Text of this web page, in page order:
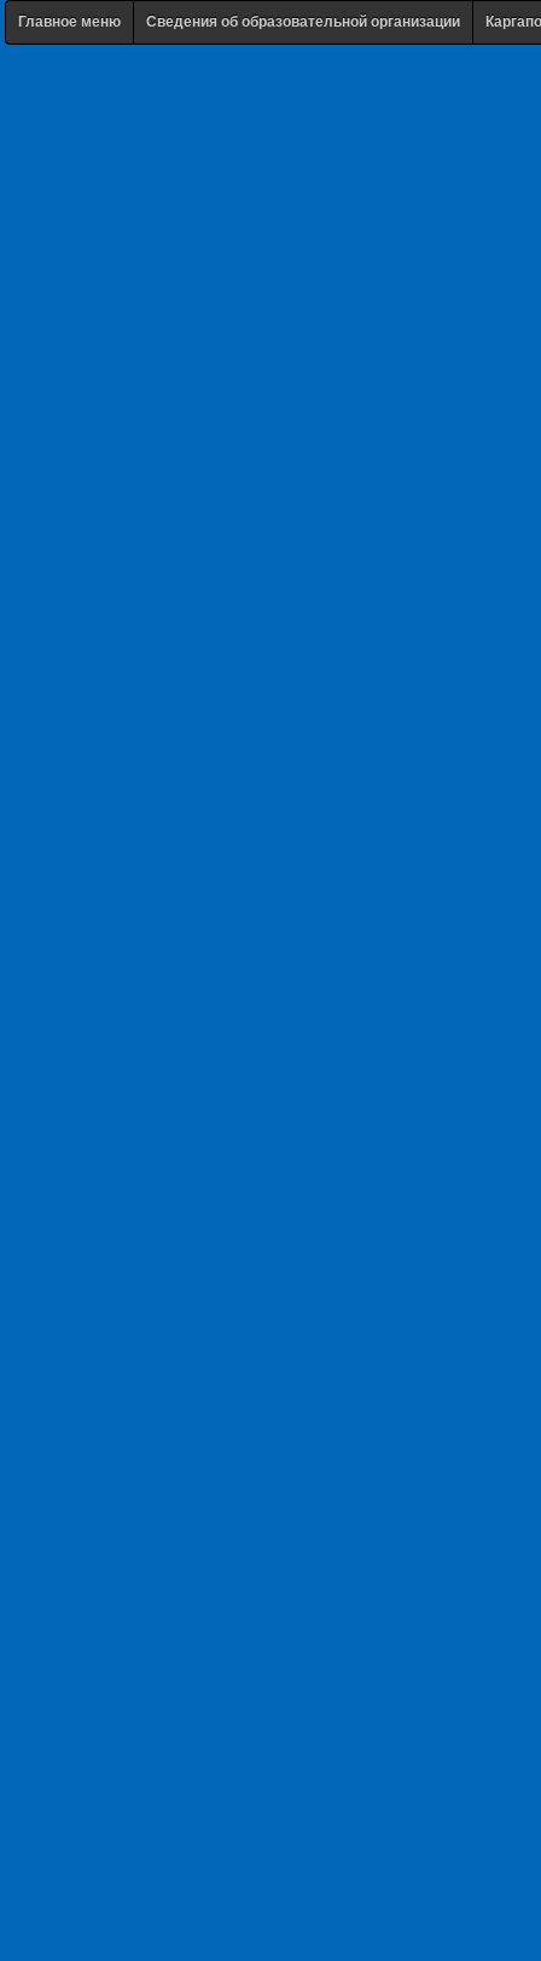
Главное меню Сведения об образовательной организации